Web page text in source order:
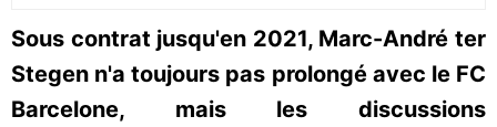
Sous contrat jusqu'en 2021, Marc-André ter
Stegen n'a toujours pas prolongé avec le FC
Barcelone, mais les discussions